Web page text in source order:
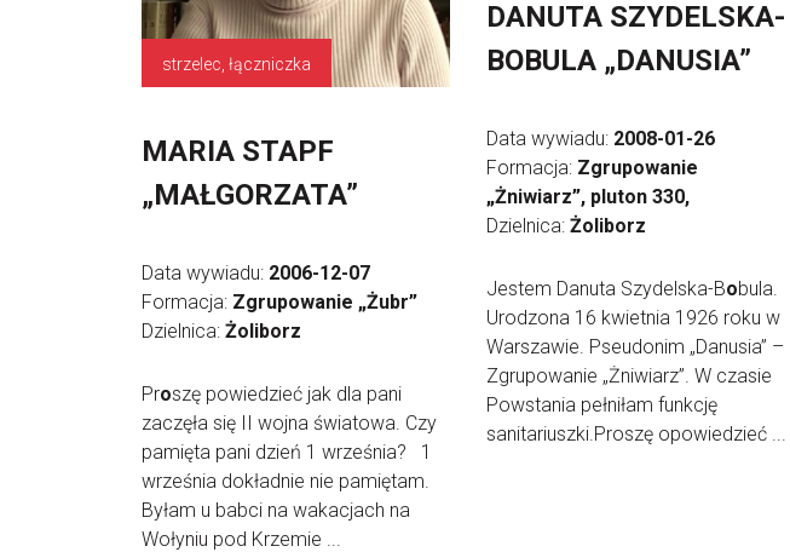
strzelec, łączniczka
MARIA STAPF
„MAŁGORZATA”
Data wywiadu: 2006-12-07
Formacja: Zgrupowanie „Żubr”
Dzielnica: Żoliborz
Proszę powiedzieć jak dla pani
zaczęła się II wojna światowa. Czy
pamięta pani dzień 1 września? 1
września dokładnie nie pamiętam.
Byłam u babci na wakacjach na
Wołyniu pod Krzemie ...
DANUTA SZYDELSKA-
BOBULA „DANUSIA”
Data wywiadu: 2008-01-26
Formacja: Zgrupowanie
„Żniwiarz”, pluton 330,
Dzielnica: Żoliborz
Jestem Danuta Szydelska-Bobula.
Urodzona 16 kwietnia 1926 roku w
Warszawie. Pseudonim „Danusia” –
Zgrupowanie „Żniwiarz”. W czasie
Powstania pełniłam funkcję
sanitariuszki.Proszę opowiedzieć ...